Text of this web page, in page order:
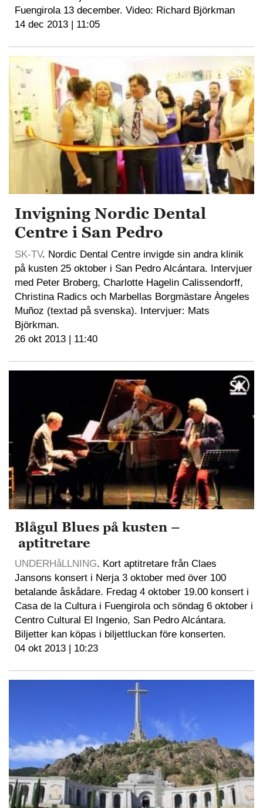
Fuengirola 13 december. Video: Richard Björkman
14 dec 2013 | 11:05
Invigning Nordic Dental
Centre i San Pedro
SK-TV. Nordic Dental Centre invigde sin andra klinik
på kusten 25 oktober i San Pedro Alcántara. Intervjuer
med Peter Broberg, Charlotte Hagelin Calissendorff,
Christina Radics och Marbellas Borgmästare Àngeles
Muñoz (textad på svenska). Intervjuer: Mats
Björkman.
26 okt 2013 | 11:40
Blågul Blues på kusten –
aptitretare
UNDERHåLLNING. Kort aptitretare från Claes
Jansons konsert i Nerja 3 oktober med över 100
betalande åskådare. Fredag 4 oktober 19.00 konsert i
Casa de la Cultura i Fuengirola och söndag 6 oktober i
Centro Cultural El Ingenio, San Pedro Alcántara.
Biljetter kan köpas i biljettluckan före konserten.
04 okt 2013 | 10:23